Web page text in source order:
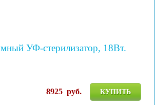
УФ-стерилизатор, 18Вт.
КУПИТЬ
8925 руб.